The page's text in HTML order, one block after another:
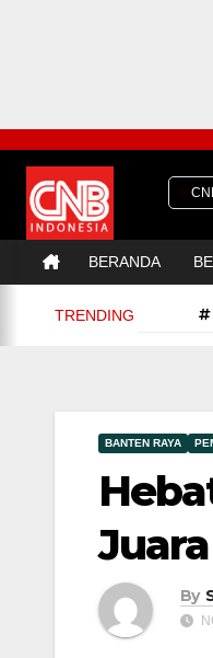
BERANDA
TRENDING
BANTEN RAYA
By